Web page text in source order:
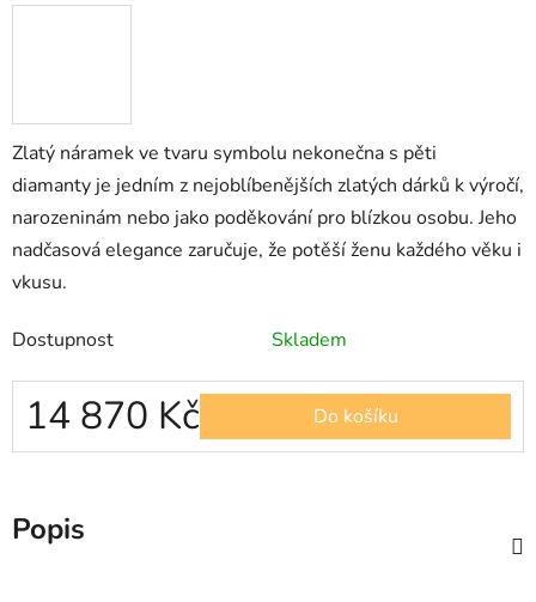
Zlatý náramek ve tvaru symbolu nekonečna s pěti
diamanty je jedním z nejoblíbenějších zlatých dárků k výročí,
narozeninám nebo jako poděkování pro blízkou osobu. Jeho
nadčasová elegance zaručuje, že potěší ženu každého věku i
vkusu.
Dostupnost Skladem
14 870 Kč
Měrná cena:
Do košíku
Popis